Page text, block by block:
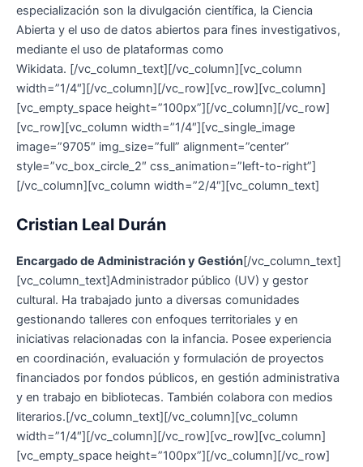
especialización son la divulgación científica, la Ciencia
Abierta y el uso de datos abiertos para fines investigativos,
mediante el uso de plataformas como
Wikidata. [/vc_column_text][/vc_column][vc_column
width=”1/4″][/vc_column][/vc_row][vc_row][vc_column]
[vc_empty_space height=”100px”][/vc_column][/vc_row]
[vc_row][vc_column width=”1/4″][vc_single_image
image=”9705″ img_size=”full” alignment=”center”
style=”vc_box_circle_2″ css_animation=”left-to-right”]
[/vc_column][vc_column width=”2/4″][vc_column_text]
Cristian Leal Durán
Encargado de Administración y Gestión[/vc_column_text]
[vc_column_text]Administrador público (UV) y gestor
cultural. Ha trabajado junto a diversas comunidades
gestionando talleres con enfoques territoriales y en
iniciativas relacionadas con la infancia. Posee experiencia
en coordinación, evaluación y formulación de proyectos
financiados por fondos públicos, en gestión administrativa
y en trabajo en bibliotecas. También colabora con medios
literarios.[/vc_column_text][/vc_column][vc_column
width=”1/4″][/vc_column][/vc_row][vc_row][vc_column]
[vc_empty_space height=”100px”][/vc_column][/vc_row]